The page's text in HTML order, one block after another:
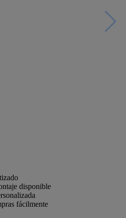
disponible
fácilmente